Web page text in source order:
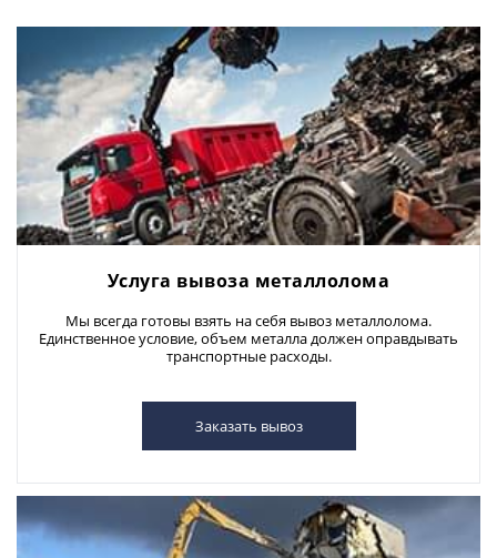
Услуга вывоза металлолома
Мы всегда готовы взять на себя вывоз металлолома.
Единственное условие, объем металла должен оправдывать
транспортные расходы.
Заказать вывоз